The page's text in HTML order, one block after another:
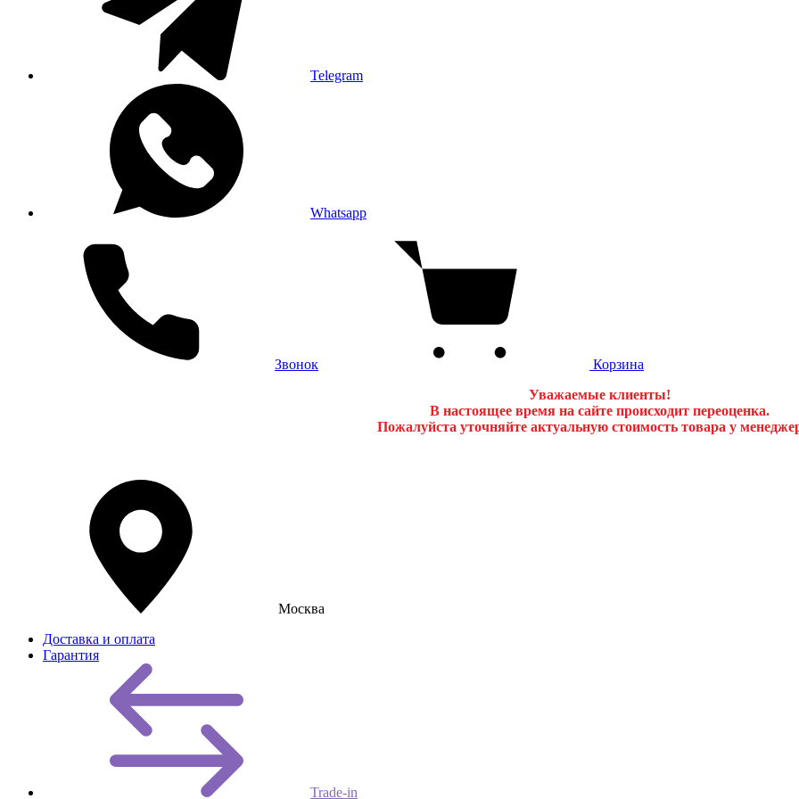
Telegram
Whatsapp
Звонок
Корзина
Уважаемые клиенты!
В настоящее время на сайте происходит переоценка.
Пожалуйста уточняйте актуальную стоимость товара у
Москва
Доставка и оплата
Гарантия
Trade-in